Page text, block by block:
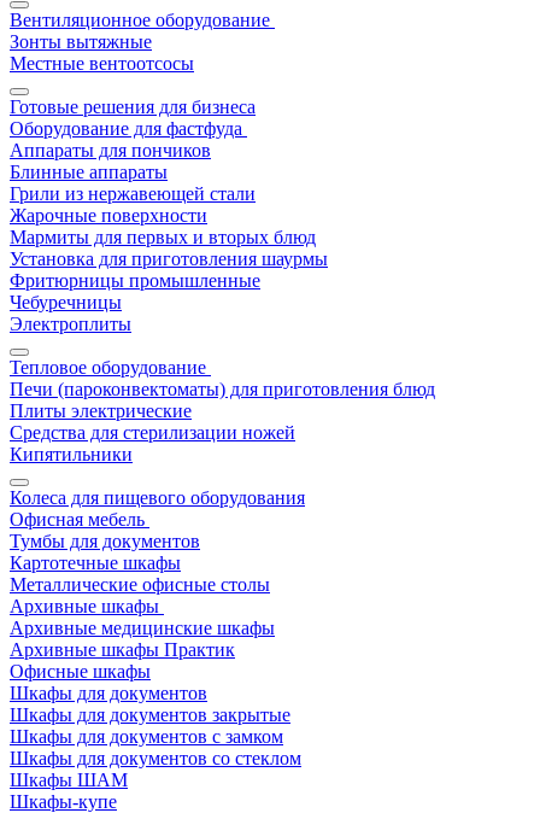
Вентиляционное оборудование
Зонты вытяжные
Местные вентоотсосы
Готовые решения для бизнеса
Оборудование для фастфуда
Аппараты для пончиков
Блинные аппараты
Грили из нержавеющей стали
Жарочные поверхности
Мармиты для первых и вторых блюд
Установка для приготовления шаурмы
Фритюрницы промышленные
Чебуречницы
Электроплиты
Тепловое оборудование
Печи (пароконвектоматы) для приготовления блюд
Плиты электрические
Средства для стерилизации ножей
Кипятильники
Колеса для пищевого оборудования
Офисная мебель
Тумбы для документов
Картотечные шкафы
Металлические офисные столы
Архивные шкафы
Архивные медицинские шкафы
Архивные шкафы Практик
Офисные шкафы
Шкафы для документов
Шкафы для документов закрытые
Шкафы для документов с замком
Шкафы для документов со стеклом
Шкафы ШАМ
Шкафы-купе